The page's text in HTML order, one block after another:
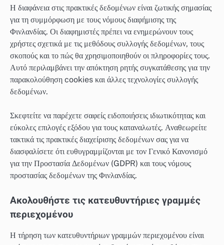
Η διαφάνεια στις πρακτικές δεδομένων είναι ζωτικής σημασίας
για τη συμμόρφωση με τους νόμους διαφήμισης της
Φινλανδίας. Οι διαφημιστές πρέπει να ενημερώνουν τους
χρήστες σχετικά με τις μεθόδους συλλογής δεδομένων, τους
σκοπούς και το πώς θα χρησιμοποιηθούν οι πληροφορίες τους.
Αυτό περιλαμβάνει την απόκτηση ρητής συγκατάθεσης για την
παρακολούθηση cookies και άλλες τεχνολογίες συλλογής
δεδομένων.
Σκεφτείτε να παρέχετε σαφείς ειδοποιήσεις ιδιωτικότητας και
εύκολες επιλογές εξόδου για τους καταναλωτές. Αναθεωρείτε
τακτικά τις πρακτικές διαχείρισης δεδομένων σας για να
διασφαλίσετε ότι ευθυγραμμίζονται με τον Γενικό Κανονισμό
για την Προστασία Δεδομένων (GDPR) και τους νόμους
προστασίας δεδομένων της Φινλανδίας.
Ακολουθήστε τις κατευθυντήριες γραμμές
περιεχομένου
Η τήρηση των κατευθυντήριων γραμμών περιεχομένου είναι